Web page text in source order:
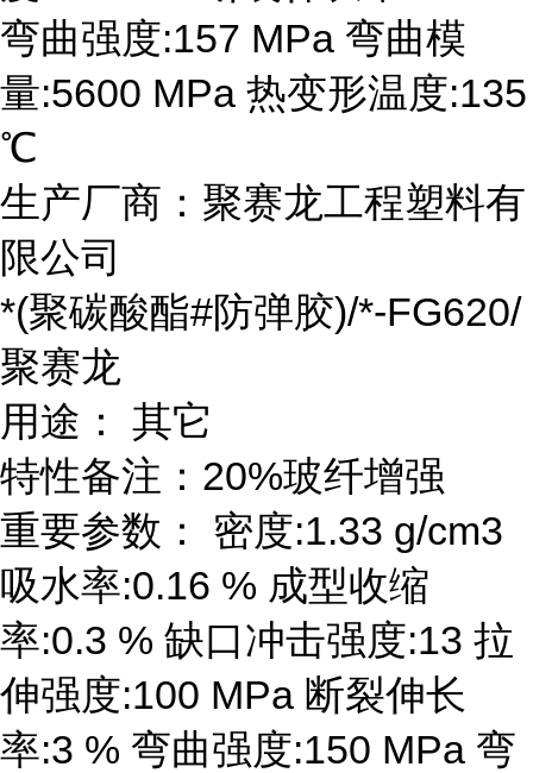
弯曲强度:157 MPa 弯曲模
量:5600 MPa 热变形温度:135
℃
生产厂商：聚赛龙工程塑料有
限公司
*(聚碳酸酯#防弹胶)/*-FG620/
聚赛龙
用途： 其它
特性备注：20%玻纤增强
重要参数： 密度:1.33 g/cm3
吸水率:0.16 % 成型收缩
率:0.3 % 缺口冲击强度:13 拉
伸强度:100 MPa 断裂伸长
率:3 % 弯曲强度:150 MPa 弯